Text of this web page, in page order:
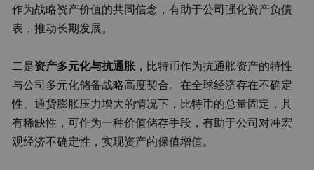
作为战略资产价值的共同信念，有助于公司强化资产负债
表，推动长期发展。
二是资产多元化与抗通胀， 比特币作为抗通胀资产的特性
与公司多元化储备战略高度契合。在全球经济存在不确定
性、通货膨胀压力增大的情况下，比特币的总量固定，具
有稀缺性，可作为一种价值储存手段，有助于公司对冲宏
观经济不确定性，实现资产的保值增值。